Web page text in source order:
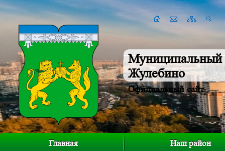
Муниципальный
Жулебино
Официальный сайт
Главная Наш район